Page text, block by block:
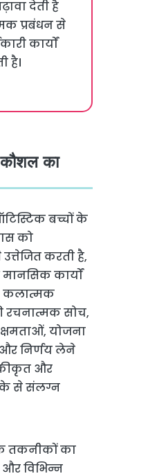
देती है
प्रबंधन से
कार्यों
है।
कौशल का
बच्चों के
को
करती है,
कार्यों
कलात्मक
रचनात्मक सोच,
योजना
निर्णय लेने
और
से संलग्न
तकनीकों का
विभिन्न